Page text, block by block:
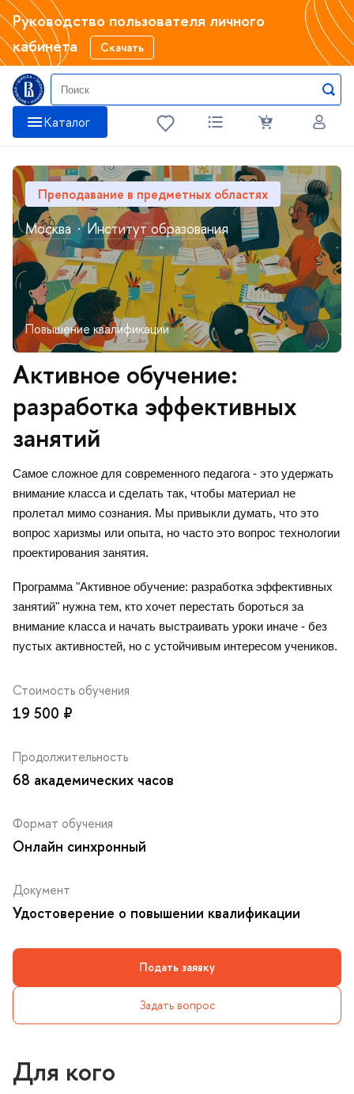
Руководство пользователя личного
кабинета
Скачать
Катало
Преподавание в предметных областях
Москва · Институт образования
Активное обучение:
разработка эффективных
занятий
Самое сложное для современного педагога - это удержать
нимание класса и сделать так, чтобы материал не
пролетал мимо сознания. Мы привыкли думать, что это
опрос харизмы или опыта, но часто это вопрос технологии
проектирования занятия.
Программа "Активное обучение: разработка эффективных
занятий" нужна тем, кто хочет перестать бороться за
нимание класса и начать выстраивать уроки иначе - без
пустых активностей, но с устойчивым интересом учеников.
Подать заявку
Задать вопрос
Стоимость обучения
19 500 ₽
Продолжительность
68 академических часо
Формат обучения
Онлайн синхронный
Документ
Удостоверение о повышении квалификации
Для кого